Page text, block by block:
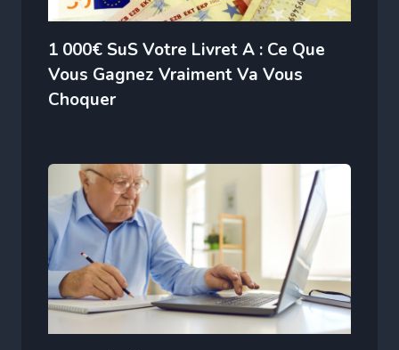
1 000€ SuS Votre Livret A : Ce Que
Vous Gagnez Vraiment Va Vous
Choquer